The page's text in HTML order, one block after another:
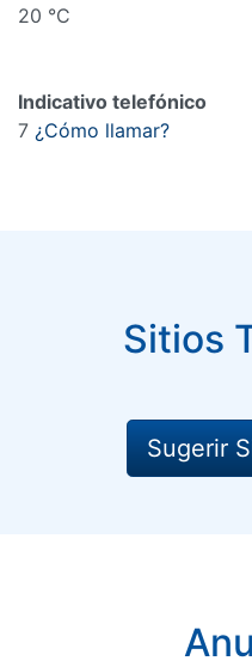
20 °C
Indicativo telefónico
7 ¿Cómo llamar?
Sitios
Sugerir